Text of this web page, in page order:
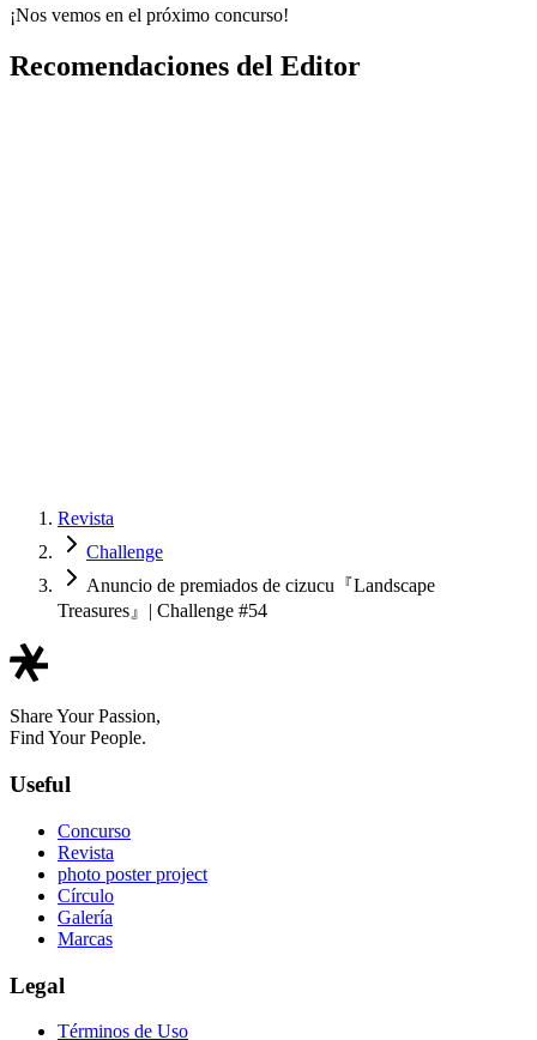
¡Nos vemos en el próximo concurso!
Recomendaciones del Editor
Revista
Challenge
Anuncio de premiados de cizucu『Landscape
Treasures』| Challenge #54
Share Your Passion,
Find Your People.
Useful
Concurso
Revista
photo poster project
Círculo
Galería
Marcas
Legal
Términos de Uso